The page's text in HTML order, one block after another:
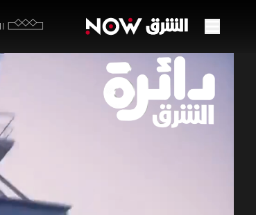
الثقافية